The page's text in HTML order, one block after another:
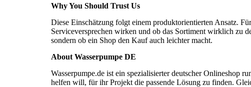
Why You Should Trust Us
Diese Einschätzung folgt einem produktorientierten Ansatz.
Serviceversprechen wirken und ob das Sortiment wirklich zu
sondern ob ein Shop den Kauf auch leichter macht.
About Wasserpumpe DE
Wasserpumpe.de ist ein spezialisierter deutscher Onlineshop
helfen will, für ihr Projekt die passende Lösung zu finden.